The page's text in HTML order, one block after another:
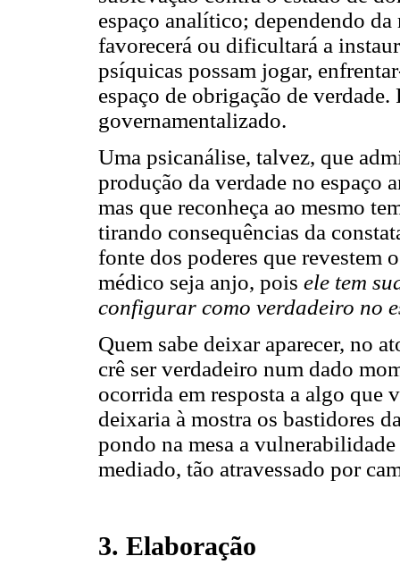
espaço analítico; dependendo
favorecerá ou dificultará a
psíquicas possam jogar,
espaço de obrigação de
governamentalizado.
Uma psicanálise, talvez, que
produção da verdade no espaço
mas que reconheça ao mesmo
tirando consequências da
fonte dos poderes que revestem
médico seja anjo, pois ele tem
configurar como verdadeiro no
Quem sabe deixar aparecer, no
crê ser verdadeiro num dado
ocorrida em resposta a algo que
deixaria à mostra os bastidores
pondo na mesa a
mediado, tão atravessado por
3. Elaboração